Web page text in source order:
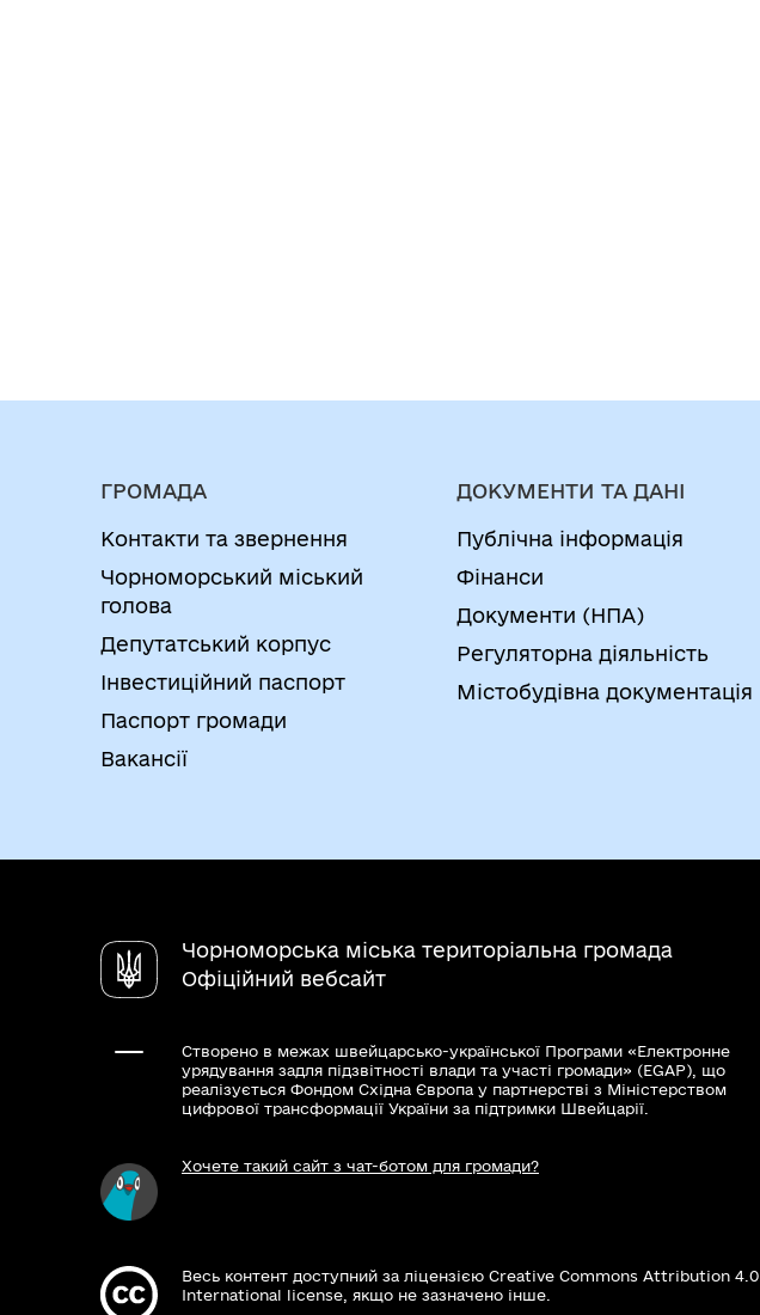
ГРОМАДА
Контакти та звернення
Чорноморський міський
голова
Депутатський корпус
Інвестиційний паспорт
Паспорт громади
Вакансії
ДОКУМЕНТИ ТА ДАНІ
Публічна інформація
Фінанси
Документи (НПА)
Регуляторна діяльність
Містобудівна документація
Чорноморська міська територіальна громада
Офіційний вебсайт
Створено в межах швейцарсько-української Програми «Електронне
урядування задля підзвітності влади та участі громади» (EGAP), що
реалізується Фондом Східна Європа у партнерстві з Міністерством
цифрової трансформації України за підтримки Швейцарії.
Хочете такий сайт з чат-ботом для громади?
Весь контент доступний за ліцензією Creative Commons Attribution 4.0
International license, якщо не зазначено інше.